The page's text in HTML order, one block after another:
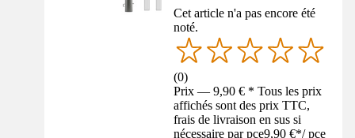
Cet article n'a pas encore été
noté.
(0)
Prix — 9,90 € * Tous les prix
affichés sont des prix TTC,
frais de livraison en sus si
nécessaire par pce9,90 €*/ pce